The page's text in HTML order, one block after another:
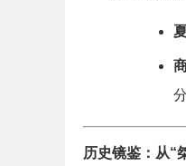
历史镜鉴：从“